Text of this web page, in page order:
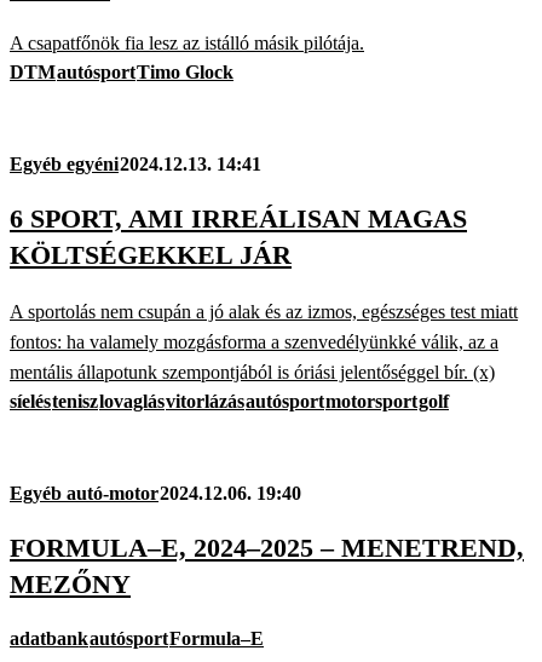
A csapatfőnök fia lesz az istálló másik pilótája.
DTMautósportTimo Glock
Egyéb egyéni2024.12.13. 14:41
6 SPORT, AMI IRREÁLISAN MAGAS
KÖLTSÉGEKKEL JÁR
A sportolás nem csupán a jó alak és az izmos, egészséges test miatt
fontos: ha valamely mozgásforma a szenvedélyünkké válik, az a
mentális állapotunk szempontjából is óriási jelentőséggel bír. (x)
síelésteniszlovaglásvitorlázásautósportmotorsportgolf
Egyéb autó-motor2024.12.06. 19:40
FORMULA–E, 2024–2025 – MENETREND,
MEZŐNY
adatbankautósportFormula–E